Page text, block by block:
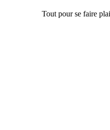
Tout pour se faire